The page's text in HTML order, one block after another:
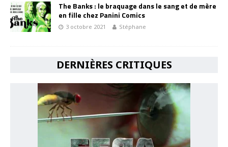
The Banks : le braquage dans le sang et de mère
en fille chez Panini Comics
3 octobre 2021 Stéphane
DERNIÈRES CRITIQUES